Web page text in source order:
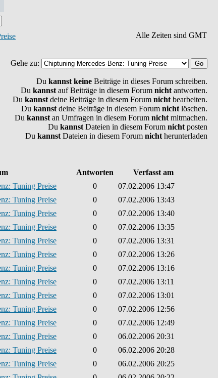
Alle Zeiten sind GMT
Gehe zu:
Du kannst keine Beiträge in dieses Forum schreiben.
Du kannst auf Beiträge in diesem Forum nicht antworten.
Du kannst deine Beiträge in diesem Forum nicht bearbeiten.
Du kannst deine Beiträge in diesem Forum nicht löschen.
Du kannst an Umfragen in diesem Forum nicht mitmachen.
Du kannst Dateien in diesem Forum nicht posten
Du kannst Dateien in diesem Forum nicht herunterladen
Antworten
Verfasst am
Tuning Preise 0
07.02.2006 13:47
Tuning Preise 0
07.02.2006 13:43
Tuning Preise 0
07.02.2006 13:40
Tuning Preise 0
07.02.2006 13:35
Tuning Preise 0
07.02.2006 13:31
Tuning Preise 0
07.02.2006 13:26
Tuning Preise 0
07.02.2006 13:16
Tuning Preise 0
07.02.2006 13:11
Tuning Preise 0
07.02.2006 13:01
Tuning Preise 0
07.02.2006 12:56
Tuning Preise 0
07.02.2006 12:49
Tuning Preise 0
06.02.2006 20:31
Tuning Preise 0
06.02.2006 20:28
Tuning Preise 0
06.02.2006 20:25